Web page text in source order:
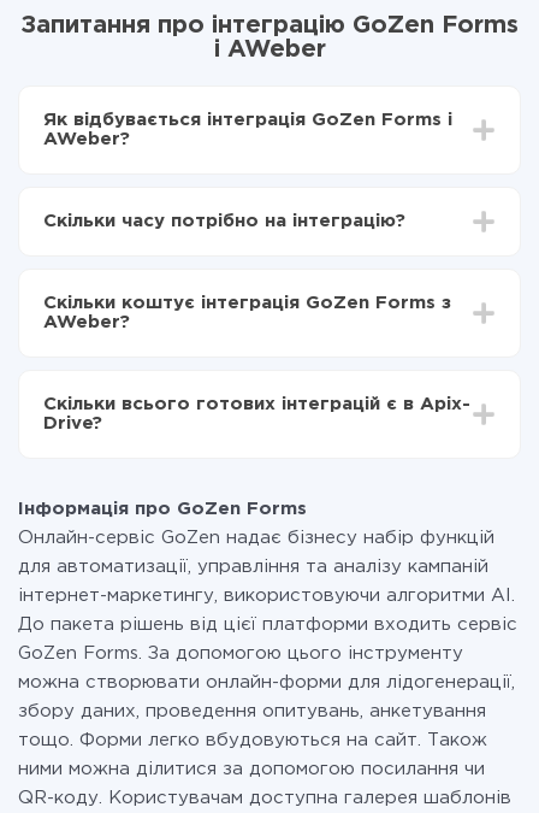
Запитання про інтеграцію GoZen Forms
і AWeber
Як відбувається інтеграція GoZen Forms і
AWeber?
Вибираєте які дані передавати з GoZen Forms в
Тепер дані будуть автоматично передаватися з
GoZen Forms в AWeber
Скільки часу потрібно на інтеграцію?
становити від 5-ти до 30-хвилин. У середньому
налаштування займає 10-15 хвилин.
Скільки коштує інтеграція GoZen Forms з
AWeber?
Ви оплачуєте лише кількість даних, які за фактом
передаються з однієї вашої системи в іншу через
при необхідності. Детальніше про
Скільки всього готових інтеграцій є в Apix-
Drive?
Інформація про GoZen Forms
Онлайн-сервіс GoZen надає бізнесу набір функцій
для автоматизації, управління та аналізу кампаній
інтернет-маркетингу, використовуючи алгоритми AI.
До пакета рішень від цієї платформи входить сервіс
GoZen Forms. За допомогою цього інструменту
можна створювати онлайн-форми для лідогенерації,
збору даних, проведення опитувань, анкетування
тощо. Форми легко вбудовуються на сайт. Також
ними можна ділитися за допомогою посилання чи
QR-коду. Користувачам доступна галерея шаблонів